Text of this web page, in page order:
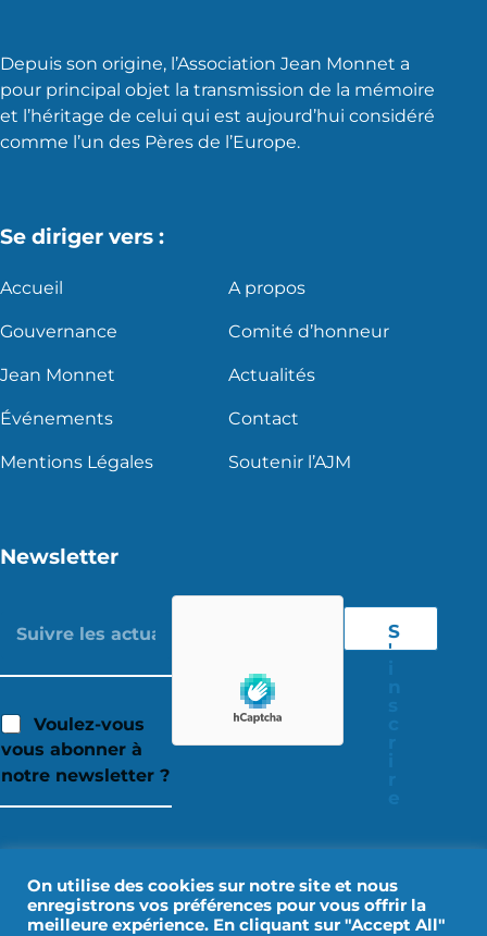
Depuis son origine, l’Association Jean Monnet a
pour principal objet la transmission de la mémoire
et l’héritage de celui qui est aujourd’hui considéré
comme l’un des Pères de l’Europe.
Se diriger vers :
Accueil A propos
Gouvernance Comité d’honneur
Jean Monnet Actualités
Événements Contact
Mentions Légales Soutenir l’AJM
Newsletter
Voulez-vous
vous abonner à
notre newsletter ?
S
'
On utilise des cookies sur notre site et nous
enregistrons vos préférences pour vous offrir la
meilleure expérience. En cliquant sur "Accept All"